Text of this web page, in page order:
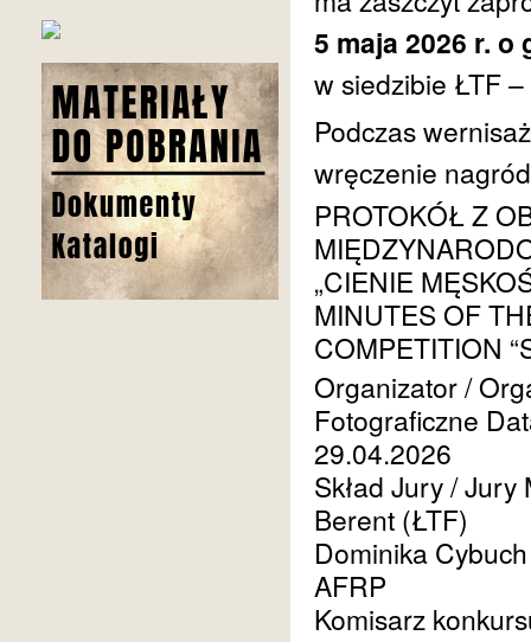
5 maja 2026 r. o
w siedzibie ŁTF
Podczas
wręczenie
PROTOKÓŁ Z
„CIENIE
MINUTES OF
COMPETITION
Organizator /
Fotograficzne
29.04.2026
Skład Jury /
Berent (ŁTF)
Dominika
AFRP
Komisarz